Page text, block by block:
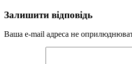
Залишити відповідь
Ваша e-mail адреса не